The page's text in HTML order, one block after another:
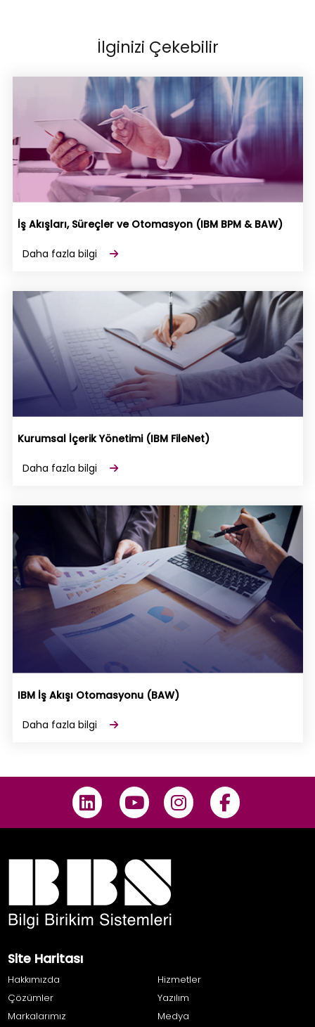
İlginizi Çekebilir
İş Akışları, Süreçler ve Otomasyon (IBM BPM & BAW)
Daha fazla bilgi
Kurumsal İçerik Yönetimi (IBM FileNet)
Daha fazla bilgi
IBM İş Akışı Otomasyonu (BAW)
Daha fazla bilgi
Site Haritası
Hakkımızda
Hizmetler
Çözümler
Yazılım
Markalarımız
Medya